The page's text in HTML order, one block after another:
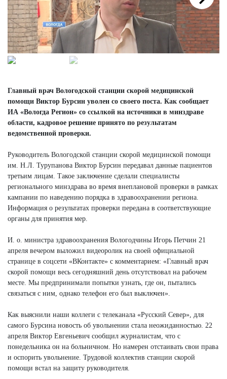
Next
Главный врач Вологодской станции скорой медицинской
помощи Виктор Бурсин уволен со своего поста. Как сообщает
ИА «Вологда Регион» со ссылкой на источники в минздраве
области, кадровое решение принято по результатам
ведомственной проверки.
Руководитель Вологодской станции скорой медицинской помощи
им. Н.Л. Турупанова Виктор Бурсин передавал данные пациентов
третьим лицам. Такое заключение сделали специалисты
регионального минздрава во время внеплановой проверки в рамках
кампании по наведению порядка в здравоохранении региона.
Информация о результатах проверки передана в соответствующие
органы для принятия мер.
И. о. министра здравоохранения Вологодчины Игорь Петчин 21
апреля вечером выложил видеоролик на своей официальной
странице в соцсети «ВКонтакте» с комментарием: «Главный врач
скорой помощи весь сегодняшний день отсутствовал на рабочем
месте. Мы предпринимали попытки узнать, где он, пытались
связаться с ним, однако телефон его был выключен».
Как выяснили наши коллеги с телеканала «Русский Север», для
самого Бурсина новость об увольнении стала неожиданностью. 22
апреля Виктор Евгеньевич сообщил журналистам, что с
понедельника он на больничном. Но намерен отстаивать свои права
и оспорить увольнение. Трудовой коллектив станции скорой
помощи встал на защиту руководителя.